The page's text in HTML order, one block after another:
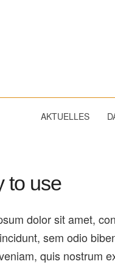
AKTUELLES
to use
dolor sit amet,
sem odio
quis nostrum